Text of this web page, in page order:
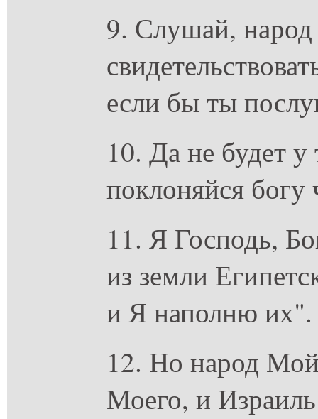
9. Слушай,
если бы ты
10. Да не будет у
поклоняйся
11. Я Господь,
из земли
и Я наполню их".
12. Но народ
Моего, и